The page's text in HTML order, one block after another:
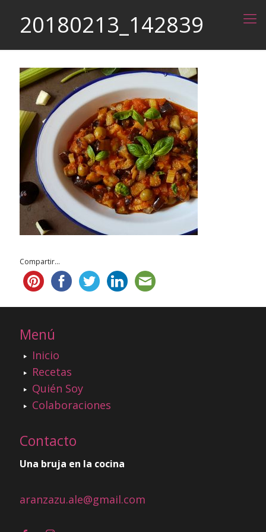
20180213_142839
Compartir...
Menú
Inicio
Recetas
Quién Soy
Colaboraciones
Contacto
Una bruja en la cocina
aranzazu.ale@gmail.com